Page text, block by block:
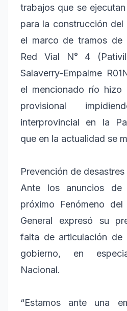
trabajos que se
para la construcción del
el marco de tramos de
Red Vial N° 4
Salaverry-Empalme
el mencionado río hizo
provisional
interprovincial en la
que en la actualidad se
Prevención de desastres
Ante los anuncios
próximo Fenómeno
General expresó su
falta de articulación de
gobierno, en
Nacional.
“Estamos ante una